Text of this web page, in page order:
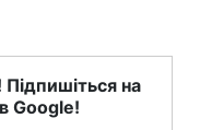
на
Google!